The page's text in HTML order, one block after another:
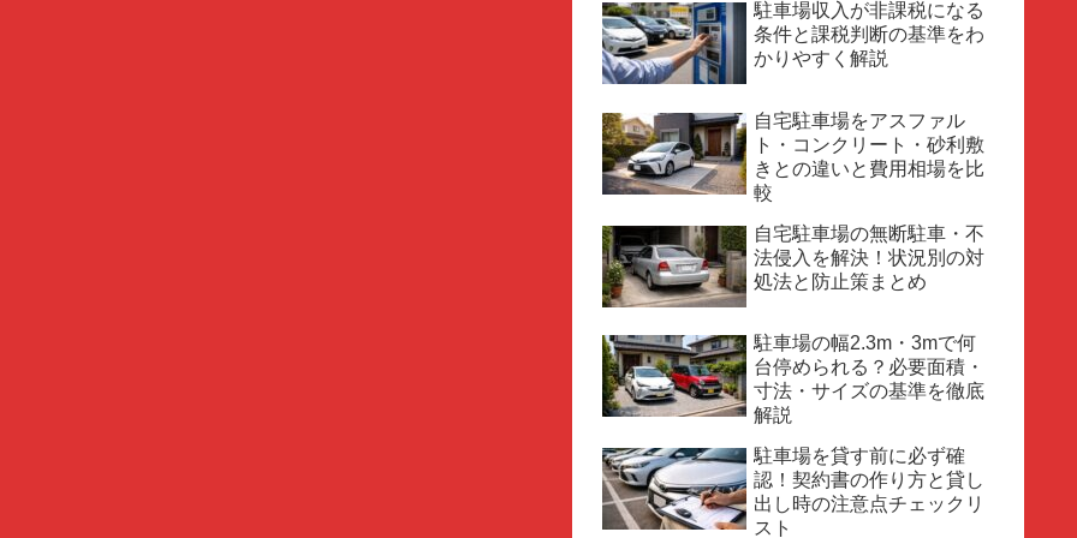
駐車場収入が非課税になる
条件と課税判断の基準をわ
かりやすく解説
自宅駐車場をアスファル
ト・コンクリート・砂利敷
きとの違いと費用相場を比
較
自宅駐車場の無断駐車・不
法侵入を解決！状況別の対
処法と防止策まとめ
駐車場の幅2.3m・3mで何
台停められる？必要面積・
寸法・サイズの基準を徹底
解説
駐車場を貸す前に必ず確
認！契約書の作り方と貸し
出し時の注意点チェックリ
スト